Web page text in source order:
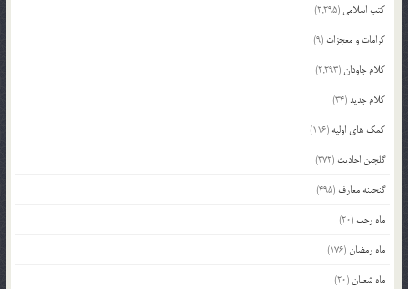
کتب اسلامی (2,295)
کرامات و معجزات (9)
کلام جاودان(2,293)
کلام جدید(34)
کمک های اولیه (116)
گلچین احادیث (372)
گنجینه معارف (495)
ماه رجب(20)
ماه رمضان(176)
ماه شعبان(20)